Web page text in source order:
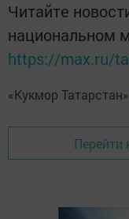
Читайте
национальном
https://max.ru/
«Кукмор Татарстан»
Перейти